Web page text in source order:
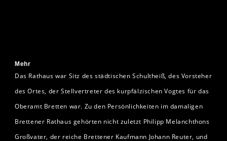
Mehr
Das Rathaus war Sitz des städtischen Schultheiß, des Vorsteher
des Ortes, der Stellvertreter des kurpfälzischen Vogtes für das
Oberamt Bretten war. Zu den Persönlichkeiten im damaligen
Brettener Rathaus gehörten nicht zuletzt Philipp Melanchthons
Großvater, der reiche Brettener Kaufmann Johann Reuter, und